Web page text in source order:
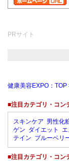
PRサイト
健康美容EXPO：TOP
■注目カテゴリ・コン
スキンケア 男性化
ゲン ダイエット
テイン ブルーベリ
■注目カテゴリ・コン